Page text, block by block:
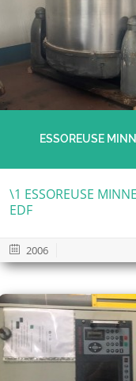
ESSOREUSE
\1 ESSOREUSE
EDF
2006